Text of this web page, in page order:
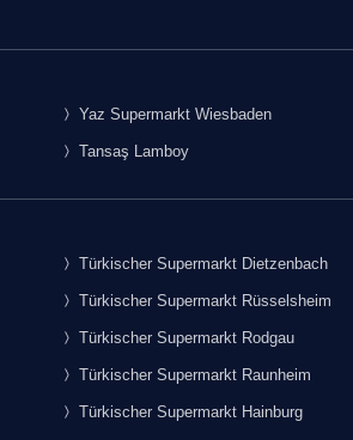
Yaz Supermarkt Wiesbaden
Tansaş Lamboy
Türkischer Supermarkt Dietzenbach
Türkischer Supermarkt Rüsselsheim
Türkischer Supermarkt Rodgau
Türkischer Supermarkt Raunheim
Türkischer Supermarkt Hainburg